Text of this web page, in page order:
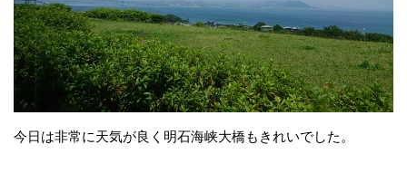
今日は非常に天気が良く明石海峡大橋もきれいでした。